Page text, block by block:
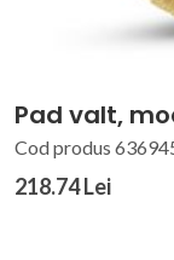
Pad valt,
Cod produs
218.74 Lei